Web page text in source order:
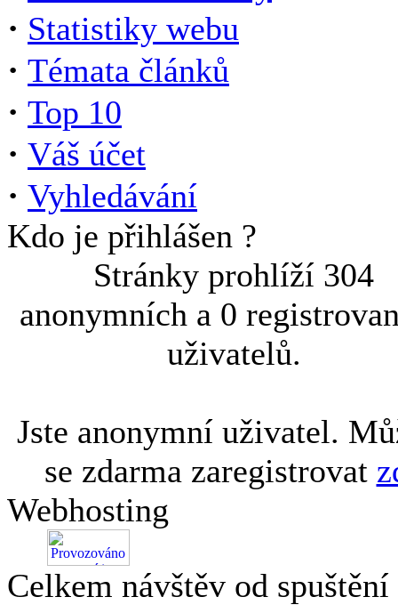
· Statistiky webu
· Témata článků
· Top 10
· Váš účet
· Vyhledávání
Kdo je přihlášen ?
Stránky prohlíží 304
anonymních a 0
uživatelů.
Jste anonymní uživatel.
se zdarma zaregistrovat
Webhosting
Celkem návštěv od spuštění